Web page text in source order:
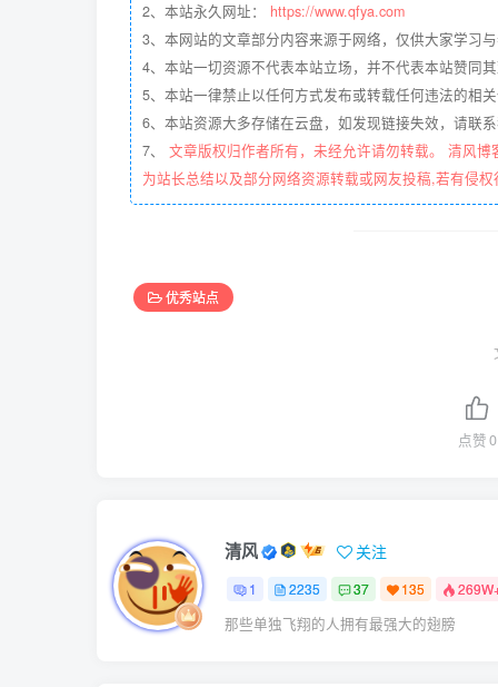
2、本站永久网址： https://www.qfya.com
3、本网站的文章部分内容来源于网络，仅供大家学习
4、本站一切资源不代表本站立场，并不代表本站赞同
5、本站一律禁止以任何方式发布或转载任何违法的相
6、本站资源大多存储在云盘，如发现链接失效，请联
7、 文章版权归作者所有，未经允许请勿转载。 清风
为站长总结以及部分网络资源转载或网友投稿,若有侵
优秀站点
点赞0
清风 关注
1 2235 37 135
那些单独飞翔的人拥有最强大的翅膀